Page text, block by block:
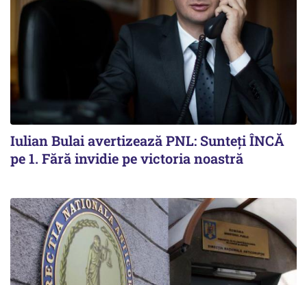
Iulian Bulai avertizează PNL: Sunteți ÎNCĂ
pe 1. Fără invidie pe victoria noastră